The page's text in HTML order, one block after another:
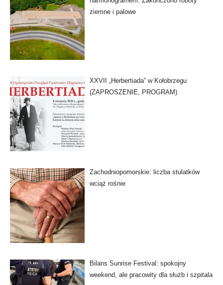
ziemne i palowe
XXVII „Herbertiada” w Kołobrzegu
(ZAPROSZENIE, PROGRAM)
Zachodniopomorskie: liczba stulatków
wciąż rośnie
Bilans Sunrise Festival: spokojny
weekend, ale pracowity dla służb i szpitala